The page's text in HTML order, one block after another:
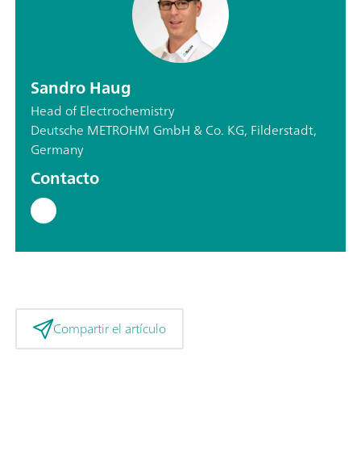
Sandro Haug
Head of Electrochemistry
Deutsche METROHM GmbH & Co. KG, Filderstadt,
Germany
Contacto
Compartir el artículo